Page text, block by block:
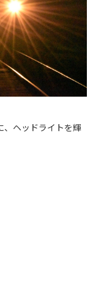
、ヘッドライトを輝